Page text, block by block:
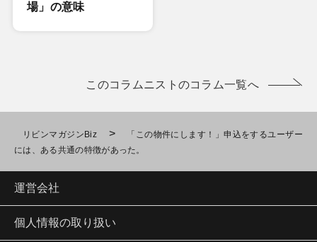
場」の意味
このコラムニストのコラム一覧へ
リビンマガジンBiz >
「この物件にします！」申込をするユーザー
には、ある共通の特徴があった。
運営会社
個人情報の取り扱い